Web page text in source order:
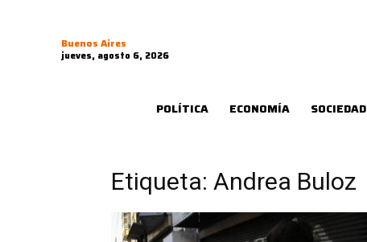
Buenos Aires
jueves, agosto 6, 2026
POLÍTICA ECONOMÍA SOCIEDAD
Etiqueta: Andrea Buloz